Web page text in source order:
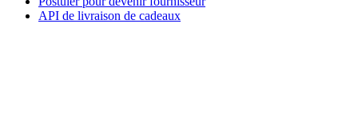
API de livraison de cadeaux